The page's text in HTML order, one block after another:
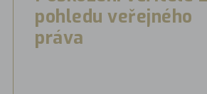
pohledu veřejného
práva